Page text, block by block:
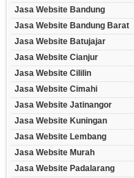
Jasa Website Bandung
Jasa Website Bandung Barat
Jasa Website Batujajar
Jasa Website Cianjur
Jasa Website Cililin
Jasa Website Cimahi
Jasa Website Jatinangor
Jasa Website Kuningan
Jasa Website Lembang
Jasa Website Murah
Jasa Website Padalarang